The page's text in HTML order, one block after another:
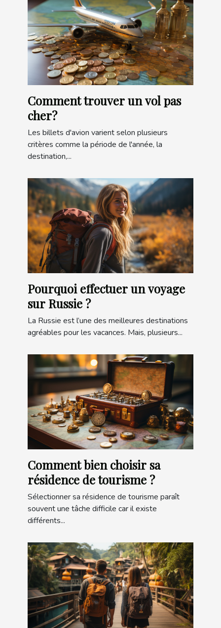
Comment trouver un vol pas
cher?
Les billets d'avion varient selon plusieurs
critères comme la période de l'année, la
destination,...
Pourquoi effectuer un voyage
sur Russie ?
La Russie est l’une des meilleures destinations
agréables pour les vacances. Mais, plusieurs...
Comment bien choisir sa
résidence de tourisme ?
Sélectionner sa résidence de tourisme paraît
souvent une tâche difficile car il existe
différents...